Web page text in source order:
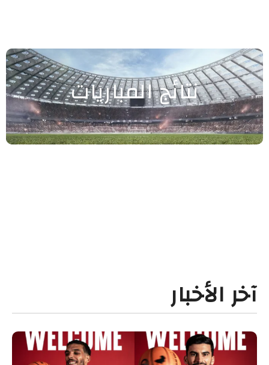
نتائج المباريات
آخر الأخبار